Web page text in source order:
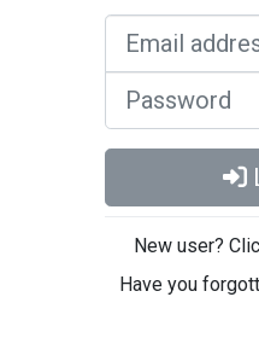
New user?
Have you